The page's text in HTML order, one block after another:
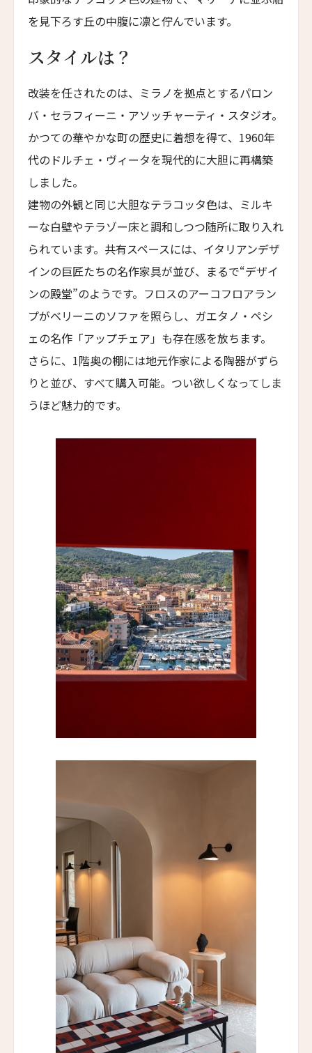
Parkhotel Egerner Höfe
Cabu Hotel Rhodes
Maison Maubreuil
グランド・パレス・ブルノ
Grand Palace Brno
アッシュダウン・パーク・ホテル&カントリークラ
ブ
Ashdown Park Hotel & Country Club
アレクサンダー・ハウス・アンド・ユートピア・ス
パ
ザ・ランドマーク・ロードス・ヴィラズ＆スパ
The Landmark Rhodes Villas & Spa, Greece
トラスコリゾート
Trusko Resort
スキーラ・リトリート
Skýra Retreat
A Mandria di Murtoli
アペラシオン ヒールズバーグ
Appellation Healdsburg, Healdsburg
ホテル・カサ・ウアマントラ
Hotel Casa Huamantla
ホテル・サルタス
Hotel Saltus
バディア・ディ・ポマイオ
ザ・イン・アット・ランチョ・サンタ・フェ
The Inn at Rancho Santa Fe
ザ・グレイソン・マイアミ
The Grayson Miami
ヒストリック・ロッキー・ウォーターズ・イン
Historic Rocky Waters Inn
エリート・スプリング・ヴィラズ
Elite Spring Villas
レヴィヴォ・ウェルネス・リゾート
Revivo Wellness Resort
シリ・サラ プライベート・ヴィラ
を見下ろす丘の中腹に凛と佇んでいます。
スタイルは？
改装を任されたのは、ミラノを拠点とするパロン
バ・セラフィーニ・アソッチャーティ・スタジオ。
かつての華やかな町の歴史に着想を得て、1960年
代のドルチェ・ヴィータを現代的に大胆に再構築
しました。
建物の外観と同じ大胆なテラコッタ色は、ミルキ
ーな白壁やテラゾー床と調和しつつ随所に取り入れ
られています。共有スペースには、イタリアンデザ
インの巨匠たちの名作家具が並び、まるで“デザイ
ンの殿堂”のようです。フロスのアーコフロアラン
プがベリーニのソファを照らし、ガエタノ・ペシ
ェの名作「アップチェア」も存在感を放ちます。
さらに、1階奥の棚には地元作家による陶器がずら
りと並び、すべて購入可能。つい欲しくなってしま
うほど魅力的です。
ニュースレター登録
名前（ローマ字）*
Last